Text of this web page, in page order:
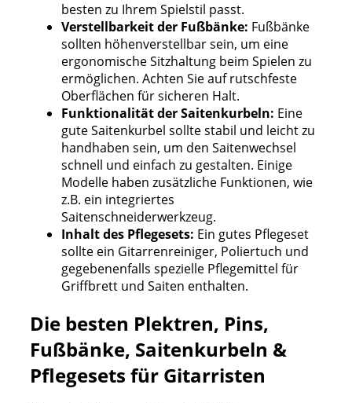
besten zu Ihrem Spielstil passt.
Verstellbarkeit der Fußbänke: Fußbänke
sollten höhenverstellbar sein, um eine
ergonomische Sitzhaltung beim Spielen zu
ermöglichen. Achten Sie auf rutschfeste
Oberflächen für sicheren Halt.
Funktionalität der Saitenkurbeln: Eine
gute Saitenkurbel sollte stabil und leicht zu
handhaben sein, um den Saitenwechsel
schnell und einfach zu gestalten. Einige
Modelle haben zusätzliche Funktionen, wie
z.B. ein integriertes
Saitenschneiderwerkzeug.
Inhalt des Pflegesets: Ein gutes Pflegeset
sollte ein Gitarrenreiniger, Poliertuch und
gegebenenfalls spezielle Pflegemittel für
Griffbrett und Saiten enthalten.
Die besten Plektren, Pins,
Fußbänke, Saitenkurbeln &
Pflegesets für Gitarristen